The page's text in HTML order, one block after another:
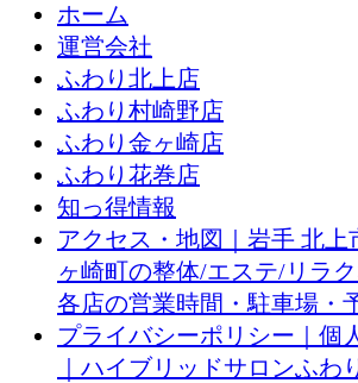
ホーム
運営会社
ふわり北上店
ふわり村崎野店
ふわり金ヶ崎店
ふわり花巻店
知っ得情報
アクセス・地図｜岩手 北上
ヶ崎町の整体/エステ/リラク
各店の営業時間・駐車場・
プライバシーポリシー｜個
｜ハイブリッドサロンふわ